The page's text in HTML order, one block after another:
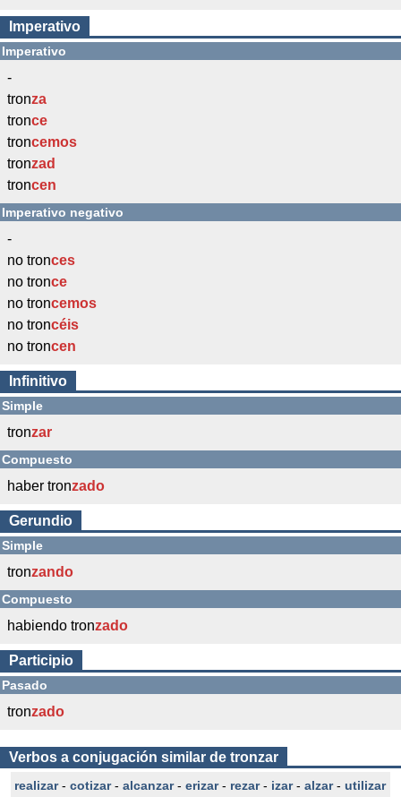
Imperativo
Imperativo
-
tronza
tronce
troncemos
tronzad
troncen
Imperativo negativo
-
no tronces
no tronce
no troncemos
no troncéis
no troncen
Infinitivo
Simple
tronzar
Compuesto
haber tronzado
Gerundio
Simple
tronzando
Compuesto
habiendo tronzado
Participio
Pasado
tronzado
Verbos a conjugación similar de tronzar
realizar- cotizar- alcanzar- erizar- rezar- izar- alzar- utilizar